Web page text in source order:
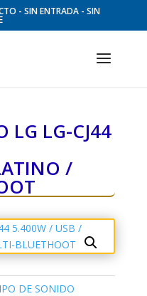
- SIN ENTRADA - SIN
LG LG-CJ44
/
DE SONIDO